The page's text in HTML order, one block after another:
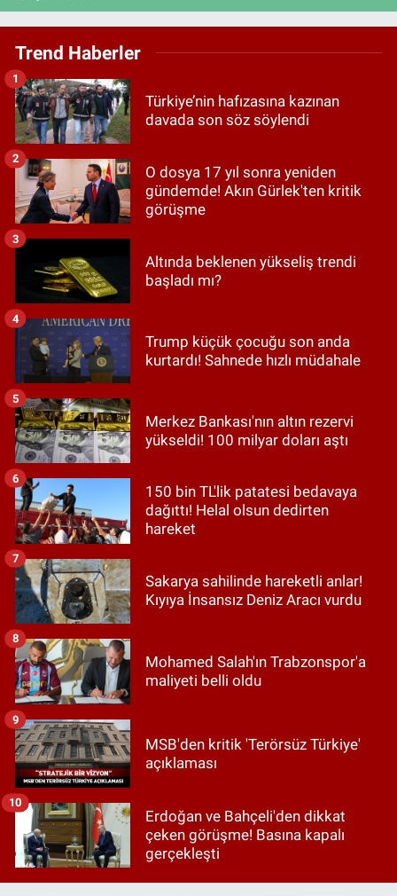
Trend Haberler
Türkiye’nin hafızasına kazınan
davada son söz söylendi
1
O dosya 17 yıl sonra yeniden
gündemde! Akın Gürlek'ten kritik
görüşme
2
Altında beklenen yükseliş trendi
başladı mı?
3
Trump küçük çocuğu son anda
kurtardı! Sahnede hızlı müdahale
4
Merkez Bankası'nın altın rezervi
yükseldi! 100 milyar doları aştı
5
150 bin TL'lik patatesi bedavaya
dağıttı! Helal olsun dedirten
hareket
6
Sakarya sahilinde hareketli anlar!
Kıyıya İnsansız Deniz Aracı vurdu
7
Mohamed Salah'ın Trabzonspor'a
maliyeti belli oldu
8
MSB'den kritik 'Terörsüz Türkiye'
açıklaması
9
Erdoğan ve Bahçeli'den dikkat
çeken görüşme! Basına kapalı
gerçekleşti
10